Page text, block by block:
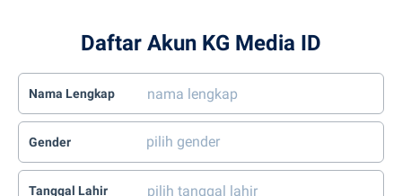
Daftar Akun KG Media ID
Nama Lengkap
Gender
Tanggal Lahir